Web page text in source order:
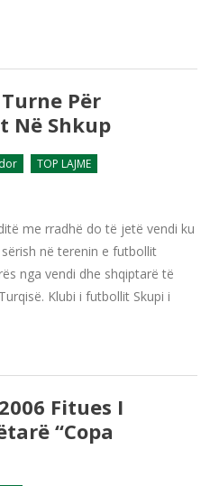
Për
Në Shkup
TOP LAJME
me rradhë do të jetë vendi ku
në terenin e futbollit
nga vendi dhe shqiptarë të
Klubi i futbollit Skupi i
Fitues I
“Copa